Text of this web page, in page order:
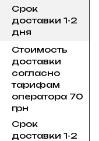
Срок
доставки 1-2
дня
Стоимость
доставки
согласно
тарифам
оператора 70
грн
Срок
доставки 1-2